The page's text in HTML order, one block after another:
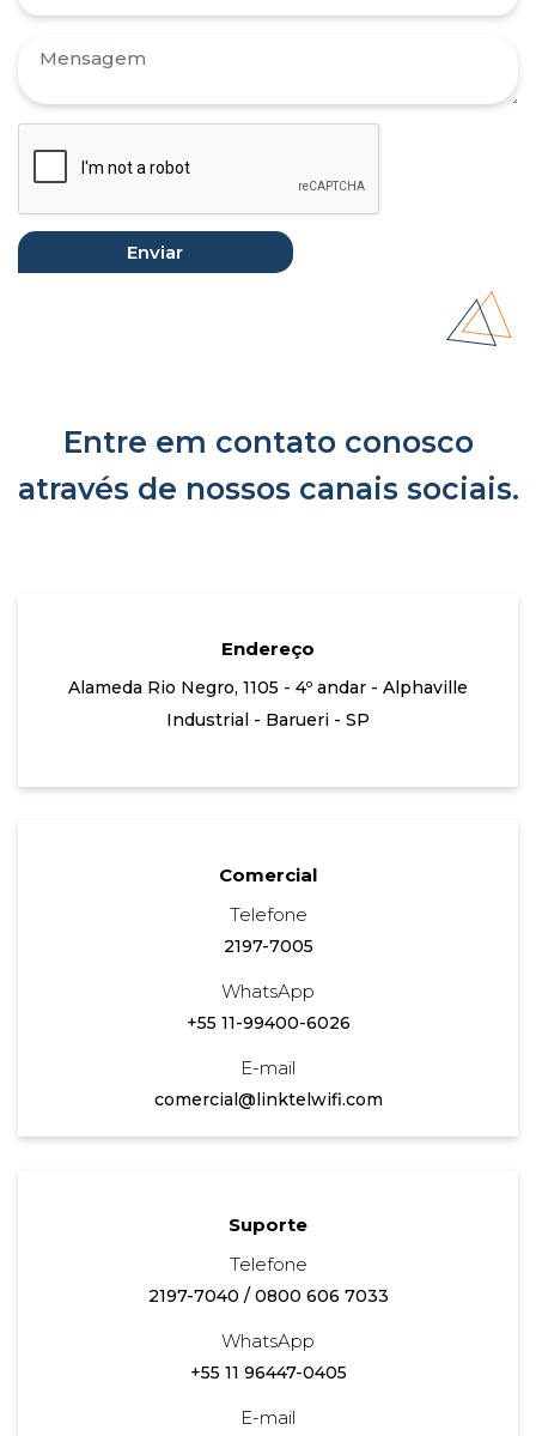
Entre em contato conosco
através de nossos canais sociais.
Endereço
Alameda Rio Negro, 1105 - 4º andar - Alphaville
Industrial - Barueri - SP
Comercial
Telefone
2197-7005
WhatsApp
+55 11-99400-6026
E-mail
comercial@linktelwifi.com
Suporte
Telefone
2197-7040 / 0800 606 7033
WhatsApp
+55 11 96447-0405
E-mail